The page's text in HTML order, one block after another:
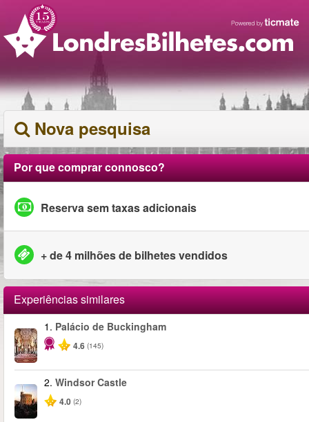
Nova pesquisa
Por que comprar connosco?
Reserva sem taxas adicionais
+ de 4 milhões de bilhetes vendidos
Experiências similares
1. Palácio de Buckingham
4.6 (145)
2. Windsor Castle
4.0 (2)